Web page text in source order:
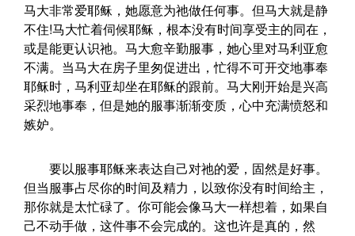
马大非常爱耶稣，她愿意为祂做任何事。但马大就是静
不住!马大忙着伺候耶稣，根本没有时间享受主的同在，
或是能更认识祂。马大愈辛勤服事，她心里对马利亚愈
不满。当马大在房子里匆促进出，忙得不可开交地事奉
耶稣时，马利亚却坐在耶稣的跟前。马大刚开始是兴高
采烈地事奉，但是她的服事渐渐变质，心中充满愤怒和
嫉妒。
要以服事耶稣来表达自己对祂的爱，固然是好事。
但当服事占尽你的时间及精力，以致你没有时间给主，
那你就是太忙碌了。你可能会像马大一样想着，如果自
己不动手做，这件事不会完成的。这也许是真的，然